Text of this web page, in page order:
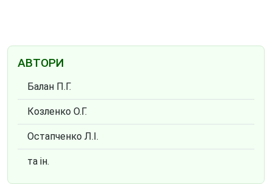
АВТОРИ
Балан П.Г.
Козленко О.Г.
Остапченко Л.І.
та ін.